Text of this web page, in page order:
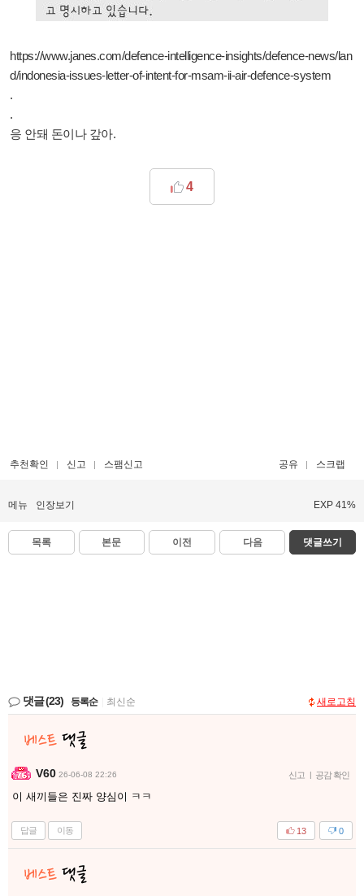
https://www.janes.com/defence-intelligence-insights/defence-news/lan
d/indonesia-issues-letter-of-intent-for-msam-ii-air-defence-system
.
.
응 안돼 돈이나 갚아.
4
추천확인 신고 스팸신고 공유 스크랩
메뉴 인장보기 EXP 41%
목록 본문 이전 다음 댓글쓰기
댓글(23) 등록순 최신순 새로고침
V60 26-06-08 22:26 신고 | 공감 확인
이 새끼들은 진짜 양심이 ㅋㅋ
답글 이동 0
13